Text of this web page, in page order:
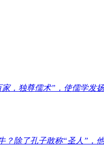
家，独尊儒术”，使儒学发
？除了孔子敢称“圣人”，